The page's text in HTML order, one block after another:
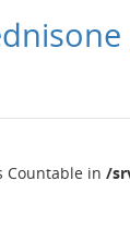
Countable in /